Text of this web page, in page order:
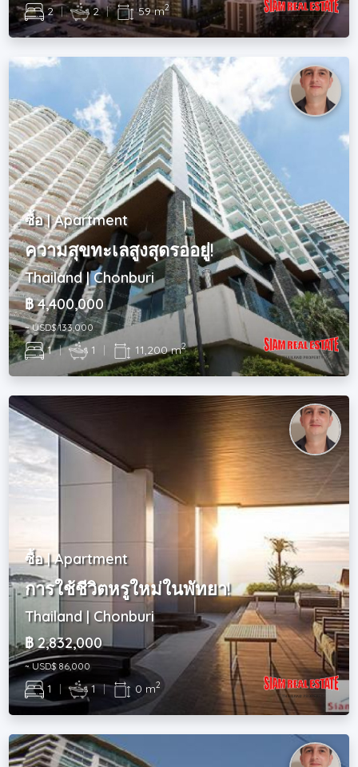
2 | 2 | 59 m2
ซื้อ | Apartment
ความสุขทะเลสูงสุดรออยู่!
Thailand | Chonburi
฿ 4,400,000
~ USD$ 133,000
1 | 1 | 11,200 m2
ซื้อ | Apartment
การใช้ชีวิตหรูใหม่ในพัทยา!
Thailand | Chonburi
฿ 2,832,000
~ USD$ 86,000
1 | 1 | 0 m2